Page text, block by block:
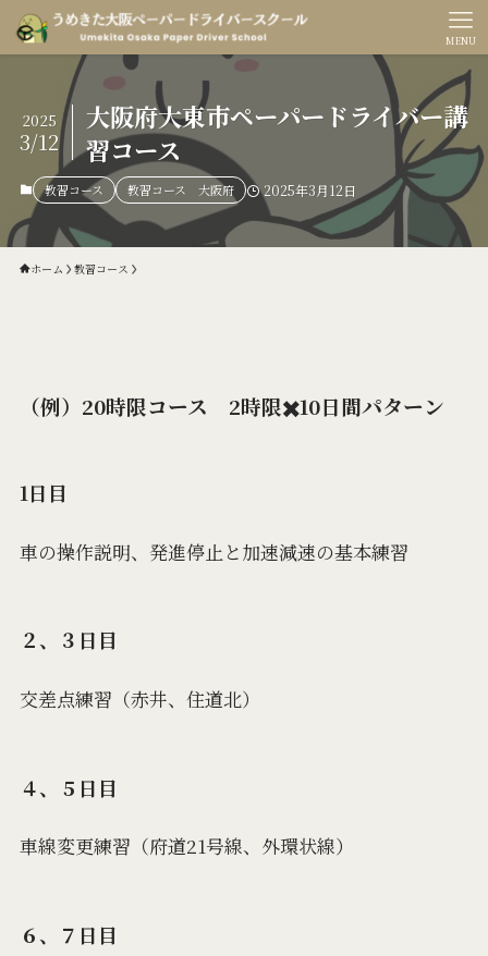
MENU
大阪府大東市ペーパードライバー講
習コース
2025
3/12
教習コース 教習コース 大阪府 2025年3月12日
ホーム 教習コース
（例）20時限コース 2時限✖️10日間パターン
1日目
車の操作説明、発進停止と加速減速の基本練習
２、３日目
交差点練習（赤井、住道北）
４、５日目
車線変更練習（府道21号線、外環状線）
６、７日目